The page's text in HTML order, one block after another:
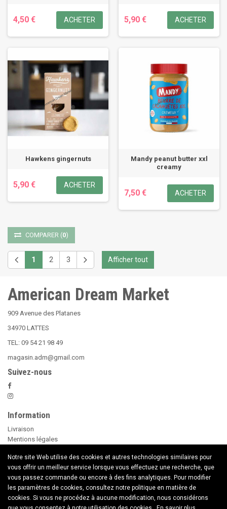
Notre site Web utilise des cookies et autres technologies similaires pour
vous offrir un meilleur service lorsque vous effectuez une recherche, que
vous passez commande ou encore à des fins analytiques. Pour modifier
les paramètres de cookies, consultez notre politique en matière de
cookies. Si vous ne procédez à aucune modification, nous considérons
4,50 € ACHETER 5,90 € ACHETER
Hawkens gingernuts
5,90 € ACHETER
Mandy peanut butter xxl
creamy
7,50 € ACHETER
COMPARER (0)
1 2 3 Afficher tout
American Dream Market
909 Avenue des Platanes
34970 LATTES
TEL: 09 54 21 98 49
magasin.adm@gmail.com
Suivez-nous
Information
Livraison
Mentions légales
Paiement sécurisé
Le Beer Pong
conseils d'utilisation des Bougies
Nouveaux Produits
Contactez nous